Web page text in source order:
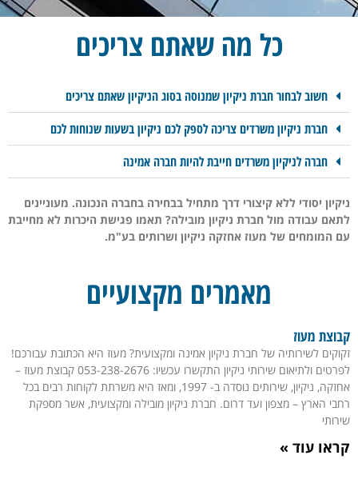
כל מה שאתם צריכים
חשוב לבחור חברת ניקיון שמנוסה בסוג הניקיון שאתם צריכים
חברת ניקיון משרדים צריכה לספק לכם ניקיון בשעות שנוחות לכם
חברה לניקיון משרדים חייבת להיות חברה אמינה
ניקיון יסודי ללא קיצורי דרך מתחיל בבחירה בחברה הנכונה. מעוניינים
לתאם עבודה מול חברת ניקיון מובילה? תאמו פגישת היכרות לא מחייבת
עם המומחים של מעוז אחזקה ניקיון ושרותים בע"מ.
מאמרים מקצועיים
קבוצת מעוז
זקוקים לשירותיה של חברת ניקיון אמינה ומקצועית? מעוז היא הכתובת עבורכם!
לפרטים ולתיאום שירותי ניקיון התקשרו עכשיו: 053-238-2676 קבוצת מעוז –
אחזקה, ניקיון, שירותים נוסדה ב- 1997, ומאז היא משרתת לקוחות רבים בכל
רחבי הארץ – מצפון ועד דרום. חברת ניקיון מובילה ומקצועית, אשר מספקת
שירותי
קראו עוד »